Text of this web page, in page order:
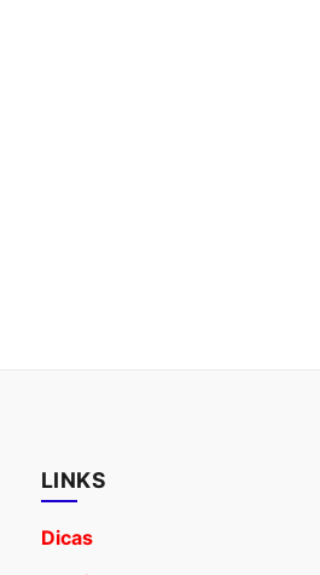
LINKS
Dicas